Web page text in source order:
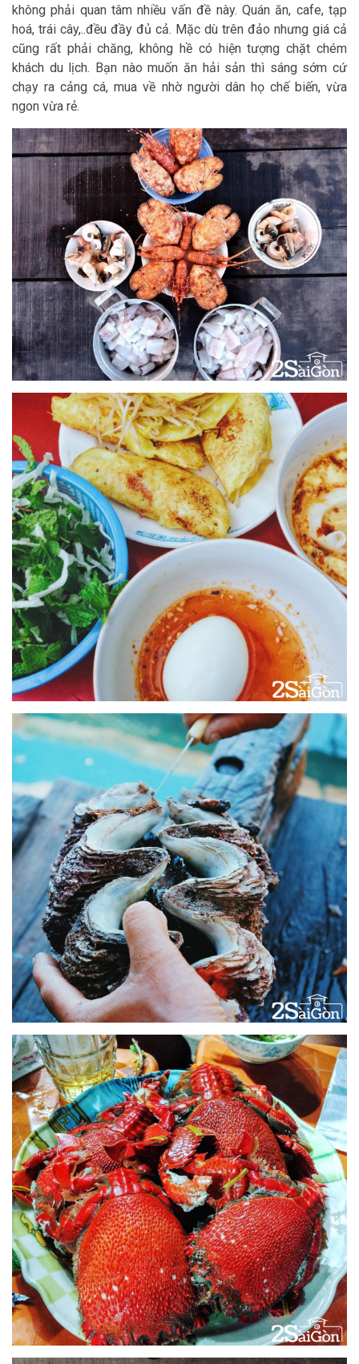
không phải quan tâm nhiều vấn đề này. Quán ăn, cafe, tạp
hoá, trái cây,..đều đầy đủ cả. Mặc dù trên đảo nhưng giá cả
cũng rất phải chăng, không hề có hiện tượng chặt chém
khách du lịch. Bạn nào muốn ăn hải sản thì sáng sớm cứ
chạy ra cảng cá, mua về nhờ người dân họ chế biến, vừa
ngon vừa rẻ.